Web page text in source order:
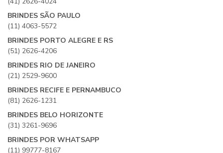
BRINDES SÃO PAULO
(11) 4063-5572
BRINDES PORTO ALEGRE E RS
(51) 2626-4206
BRINDES RIO DE JANEIRO
(21) 2529-9600
BRINDES RECIFE E PERNAMBUCO
(81) 2626-1231
BRINDES BELO HORIZONTE
(31) 3261-9696
BRINDES POR WHATSAPP
(11) 99777-8167